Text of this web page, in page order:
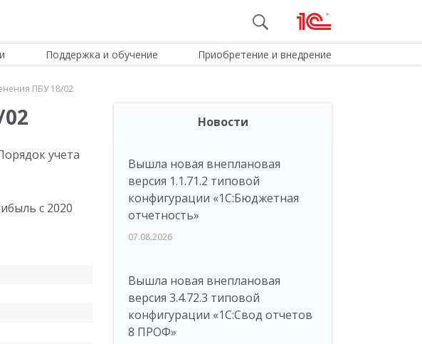
Поддержка и обучение Приобретение и внедрение
ПБУ 18/02
учета
с 2020
Новости
Вышла новая внеплановая
версия 1.1.71.2 типовой
конфигурации «1C:Бюджетная
отчетность»
07.08.2026
Вышла новая внеплановая
версия 3.4.72.3 типовой
конфигурации «1C:Свод отчетов
8 ПРОФ»